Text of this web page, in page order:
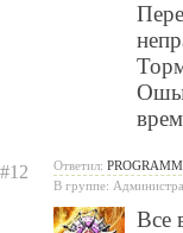
#12 Ответил:
В группе:
Все